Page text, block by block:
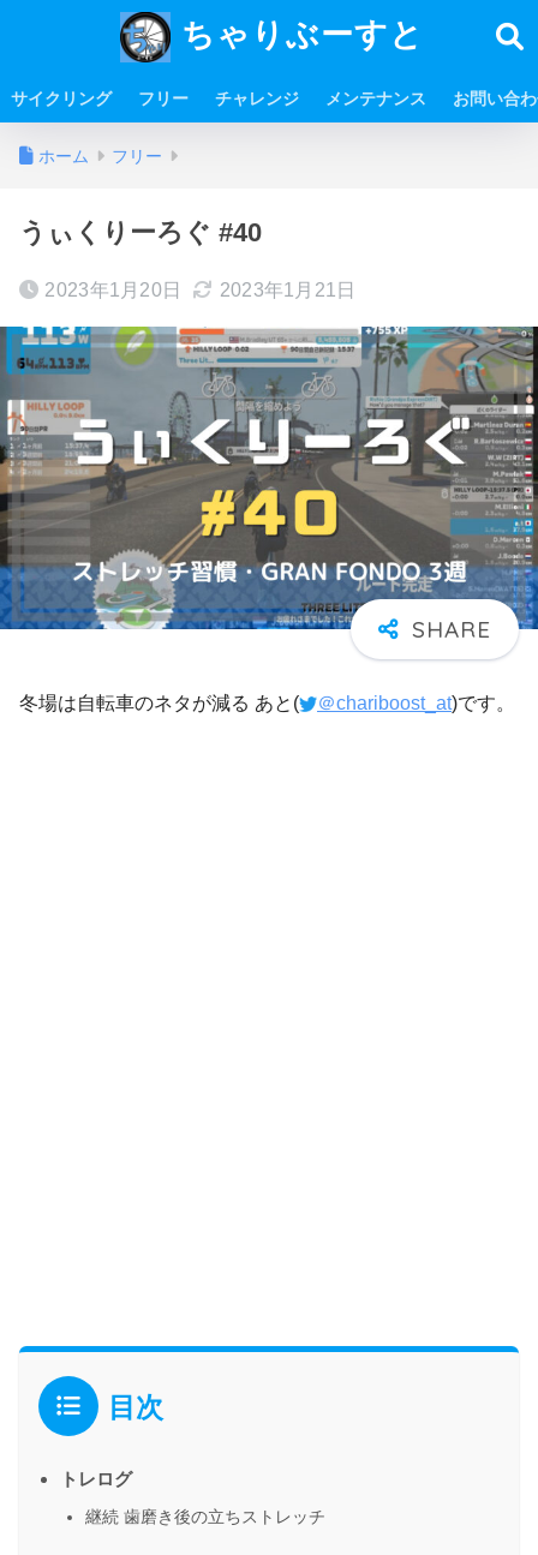
ちゃりぶーすと
サイクリング フリー チャレンジ メンテナンス お問い合
ホーム フリー
うぃくりーろぐ #40
2023年1月20日 2023年1月21日
冬場は自転車のネタが減る あと( ＠chariboost_at)です。
目次
トレログ
継続 歯磨き後の立ちストレッチ